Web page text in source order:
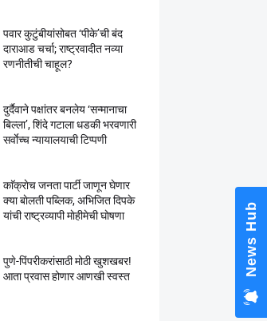
पवार कुटुंबीयांसोबत ‘पीके’ची बंद
दाराआड चर्चा; राष्ट्रवादीत नव्या
रणनीतीची चाहूल?
दुर्दैवाने पक्षांतर बनलेय ‘सन्मानाचा
बिल्ला’, शिंदे गटाला धडकी भरवणारी
सर्वाेच्च न्यायालयाची टिप्पणी
काॅक्राेच जनता पार्टी जाणून घेणार
क्या बाेलती पब्लिक, अभिजित दिपके
यांची राष्ट्रव्यापी माेहीमेची घाेषणा
पुणे-पिंपरीकरांसाठी मोठी खुशखबर!
आता प्रवास होणार आणखी स्वस्त
News Hub